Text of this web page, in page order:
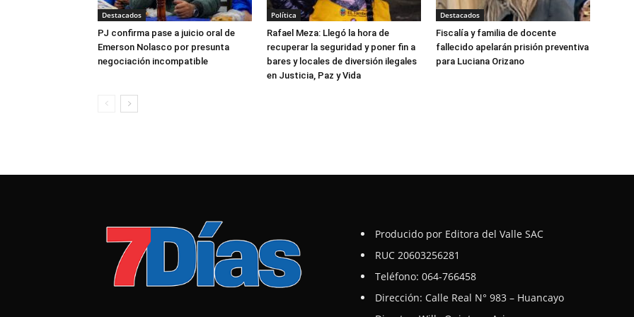
Destacados
PJ confirma pase a juicio oral de
Emerson Nolasco por presunta
negociación incompatible
Política
Rafael Meza: Llegó la hora de
recuperar la seguridad y poner fin a
bares y locales de diversión ilegales
en Justicia, Paz y Vida
Destacados
Fiscalía y familia de docente
fallecido apelarán prisión preventiva
para Luciana Orizano
Producido por Editora del Valle SAC
RUC 20603256281
Teléfono: 064-766458
Dirección: Calle Real N° 983 – Huancayo